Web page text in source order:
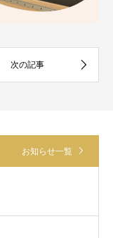
お知らせ一覧